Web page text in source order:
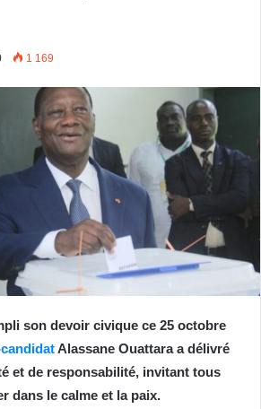
1 169
son devoir civique ce 25 octobre
candidatAlassane Ouattara a délivré
et de responsabilité, invitant tous
dans le calme et la paix.